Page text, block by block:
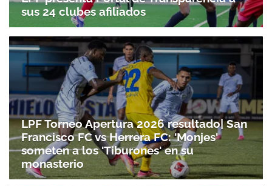
Gracias por suscribirte a nuestro boletín.
ACEPTAR
sus 24 clubes afiliados
LPF Torneo Apertura 2026 resultado| San
Francisco FC vs Herrera FC: 'Monjes'
someten a los 'Tiburones' en su
monasterio